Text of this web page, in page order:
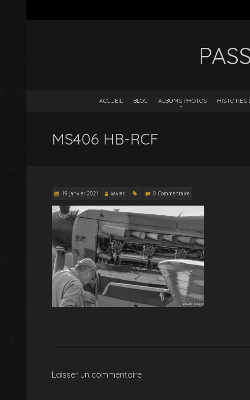
ACCUEIL BLOG ALBUMS PHOTOS HISTOIRES
MS406 HB-RCF
19 janvier 2021 xavier 0 Commentaire
Laisser un commentaire